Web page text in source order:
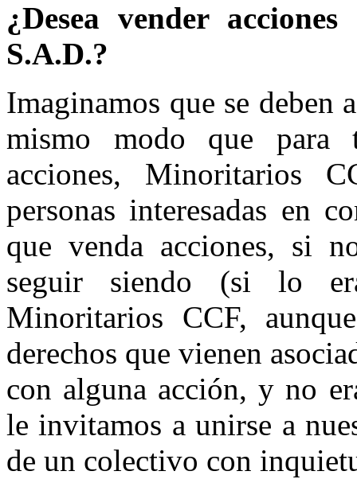
¿Desea vender
S.A.D.?
Imaginamos que se deben
mismo modo que para
acciones, Minoritarios
personas interesadas en
que venda acciones, si
seguir siendo (si lo
Minoritarios CCF,
derechos que vienen
con alguna acción, y no
le invitamos a unirse a
de un colectivo con